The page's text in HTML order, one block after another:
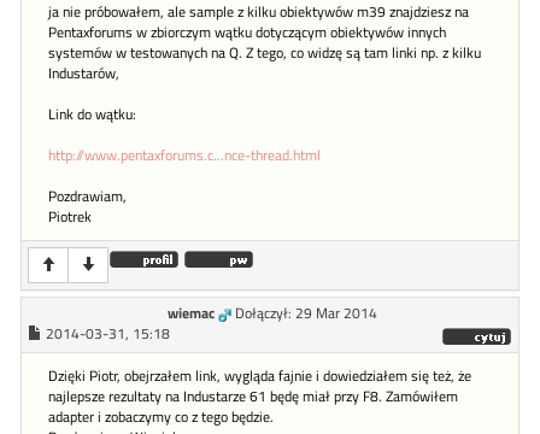
ja nie próbowałem, ale sample z kilku obiektywów m39 znajdziesz na
Pentaxforums w zbiorczym wątku dotyczącym obiektywów innych
systemów w testowanych na Q. Z tego, co widzę są tam linki np. z kilku
Industarów,
Link do wątku:
http://www.pentaxforums.c...nce-thread.html
Pozdrawiam,
Piotrek
wiemac
Dołączył: 29 Mar 2014
2014-03-31, 15:18
Dzięki Piotr, obejrzałem link, wygląda fajnie i dowiedziałem się też, że
najlepsze rezultaty na Industarze 61 będę miał przy F8. Zamówiłem
adapter i zobaczymy co z tego będzie.